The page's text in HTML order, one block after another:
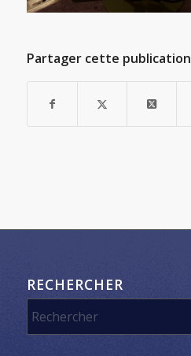
Partager cette publication
RECHERCHER